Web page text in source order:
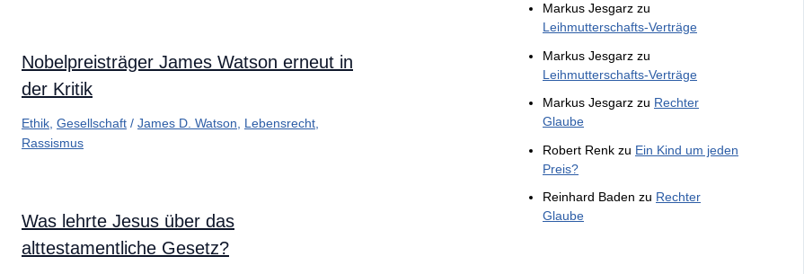
Nobelpreisträger James Watson erneut in
der Kritik
Ethik Gesellschaft / James D. Watson Lebensrecht
Rassismus
Was lehrte Jesus über das
alttestamentliche Gesetz?
Markus Jesgarz zu
Leihmutterschafts-Verträge
Markus Jesgarz zu
Leihmutterschafts-Verträge
Markus Jesgarz zu Rechter
Glaube
Robert Renk zu Ein Kind um jeden
Preis?
Reinhard Baden zu Rechter
Glaube